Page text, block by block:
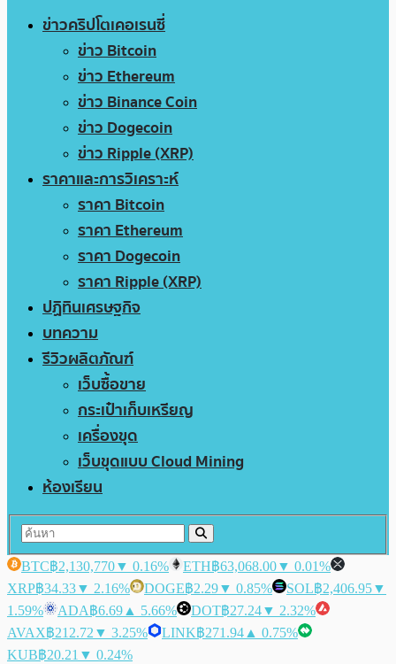
ข่าวคริปโตเคอเรนซี่
ข่าว Bitcoin
ข่าว Ethereum
ข่าว Binance Coin
ข่าว Dogecoin
ข่าว Ripple (XRP)
ราคาและการวิเคราะห์
ราคา Bitcoin
ราคา Ethereum
ราคา Dogecoin
ราคา Ripple (XRP)
ปฏิทินเศรษฐกิจ
บทความ
รีวิวผลิตภัณฑ์
เว็บซื้อขาย
กระเป๋าเก็บเหรียญ
เครื่องขุด
เว็บขุดแบบ Cloud Mining
ห้องเรียน
BTC฿2,130,770▼ 0.16% ETH฿63,068.00▼ 0.01%
XRP฿34.33▼ 2.16% DOGE฿2.29▼ 0.85% SOL฿2,406.95▼
1.59%
ADA฿6.69 ▲ 5.66% DOT฿27.24▼ 2.32%
AVAX฿212.72 ▼ 3.25% LINK฿271.94 ▲ 0.75%
KUB฿20.21 ▼ 0.24%